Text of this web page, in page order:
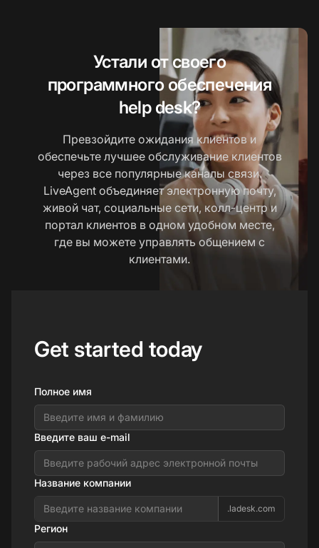
Устали от своего
программного обеспечения
help desk?
Превзойдите ожидания клиентов и
обеспечьте лучшее обслуживание клиентов
через все популярные каналы связи.
LiveAgent объединяет электронную почту,
живой чат, социальные сети, колл-центр и
портал клиентов в одном удобном месте,
где вы можете управлять общением с
клиентами.
Get started today
Полное имя
Введите ваш e-mail
Название компании
.ladesk.com
Регион